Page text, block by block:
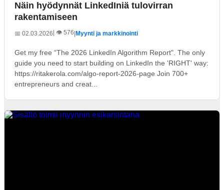
Näin hyödynnät LinkedIniä tulovirran
rakentamiseen
📅 02.03.2026 | 👁️ 576|Myynti ja markkinointi
Get my free “The 2026 LinkedIn Algorithm Report". The only
guide you need to start building on LinkedIn the 'RIGHT' way:
https://ritakerola.com/algo-report-2026-page Join 700+
entrepreneurs and creat...